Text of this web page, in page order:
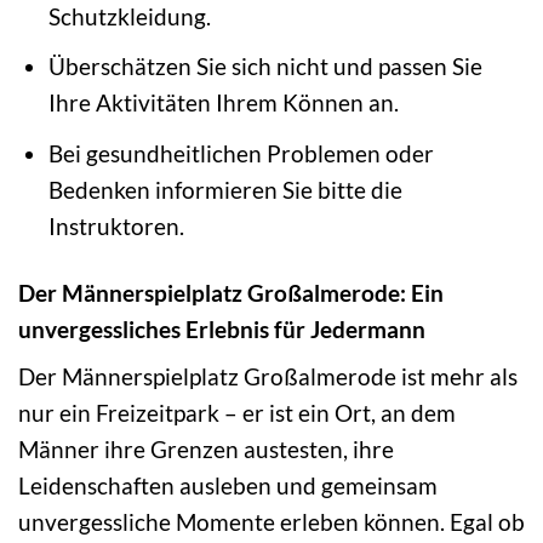
Schutzkleidung.
Überschätzen Sie sich nicht und passen Sie
Ihre Aktivitäten Ihrem Können an.
Bei gesundheitlichen Problemen oder
Bedenken informieren Sie bitte die
Instruktoren.
Der Männerspielplatz Großalmerode: Ein
unvergessliches Erlebnis für Jedermann
Der Männerspielplatz Großalmerode ist mehr als
nur ein Freizeitpark – er ist ein Ort, an dem
Männer ihre Grenzen austesten, ihre
Leidenschaften ausleben und gemeinsam
unvergessliche Momente erleben können. Egal ob